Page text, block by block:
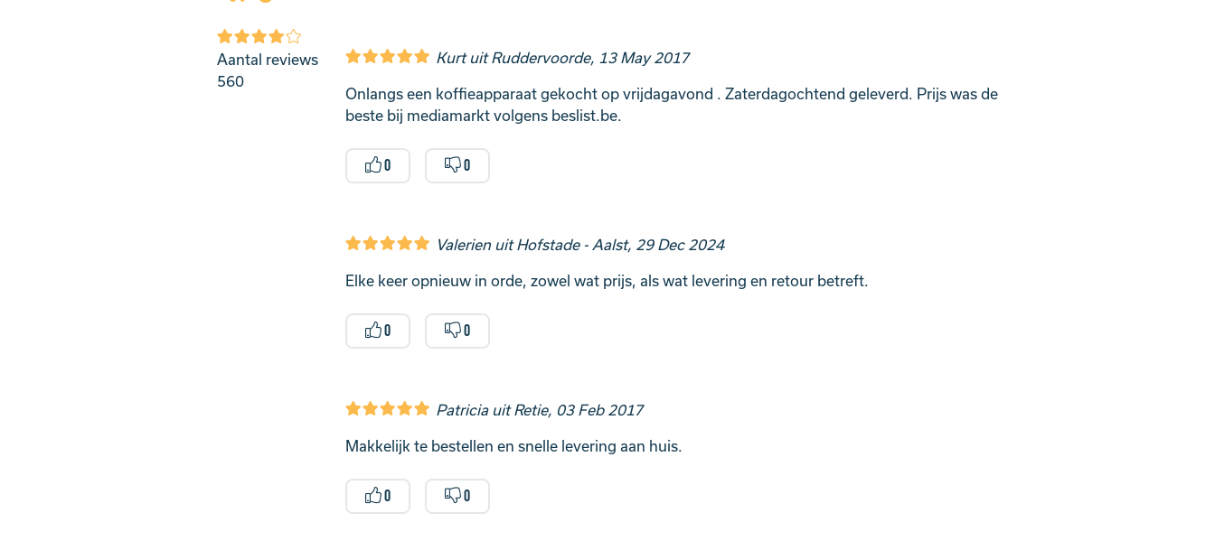
Aantal reviews
560
Kurt uit Ruddervoorde, 13 May 2017
Onlangs een koffieapparaat gekocht op vrijdagavond . Zaterdagochtend geleverd. Prijs was de
beste bij mediamarkt volgens beslist.be.
0 0
Valerien uit Hofstade - Aalst, 29 Dec 2024
Elke keer opnieuw in orde, zowel wat prijs, als wat levering en retour betreft.
0 0
Patricia uit Retie, 03 Feb 2017
Makkelijk te bestellen en snelle levering aan huis.
0 0